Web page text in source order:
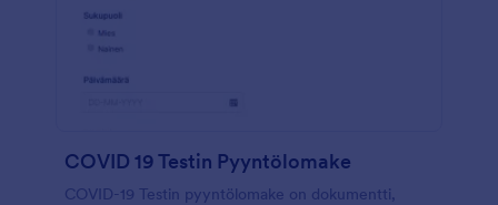
COVID 19 Testin Pyyntölomake
COVID-19 Testin pyyntölomake on dokumentti,